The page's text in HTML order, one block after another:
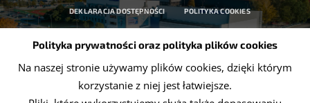
DEKLARACJA DOSTĘPNOŚCI POLITYKA COOKIES
Polityka prywatności oraz polityka plików cookies
Na naszej stronie używamy plików cookies, dzięki którym
korzystanie z niej jest łatwiejsze.